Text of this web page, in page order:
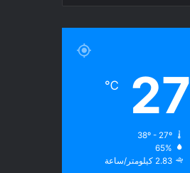
27
℃
38º - 27º
65%
2.83 كيلومتر/ساعة